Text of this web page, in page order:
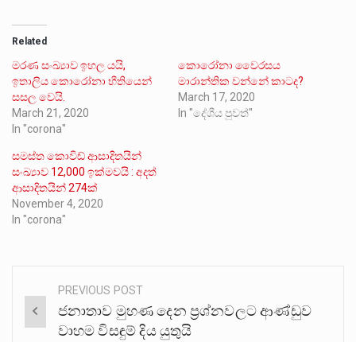
Related
මරණ සංඛ්‍යාව ඉහල යයි,
ඉතාලිය කොරෝනා භීතියෙන්
සසල වෙයි.
March 21, 2020
In "corona"
කොරෝනා වෛරසය
මාරාන්තික වන්නේ කාටද?
March 17, 2020
In "දේශීය පුවත්"
සමස්ත කොවිඩ් ආසාදිතයින්
සංඛ්‍යාව 12,000 ඉක්මවයි : අදත්
ආසාදිතයින් 274ක්
November 4, 2020
In "corona"
Post
navigation
PREVIOUS POST
ජනාතාව මුහණ දෙන ප‍්‍රශ්නවලට ආණ්ඩුව
වාහම විසඳුම් දිය යුතුයි